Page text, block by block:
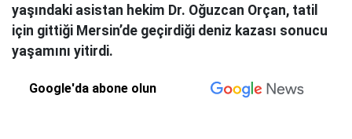
yaşındaki asistan hekim Dr. Oğuzcan Orçan, tatil
için gittiği Mersin’de geçirdiği deniz kazası sonucu
yaşamını yitirdi.
Google'da abone olun